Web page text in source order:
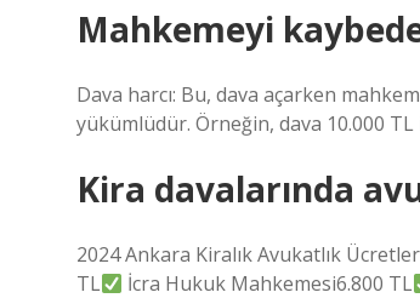
Mahkemeyi
Dava harcı: Bu, dava açarken
yükümlüdür. Örneğin, dava 10.000 TL
Kira davalarında
2024 Ankara Kiralık Avukatlık
TL
İcra Hukuk Mahkemesi6.800 TL